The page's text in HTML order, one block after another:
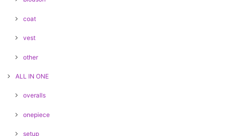
coat
vest
other
ALL IN ONE
overalls
onepiece
setup